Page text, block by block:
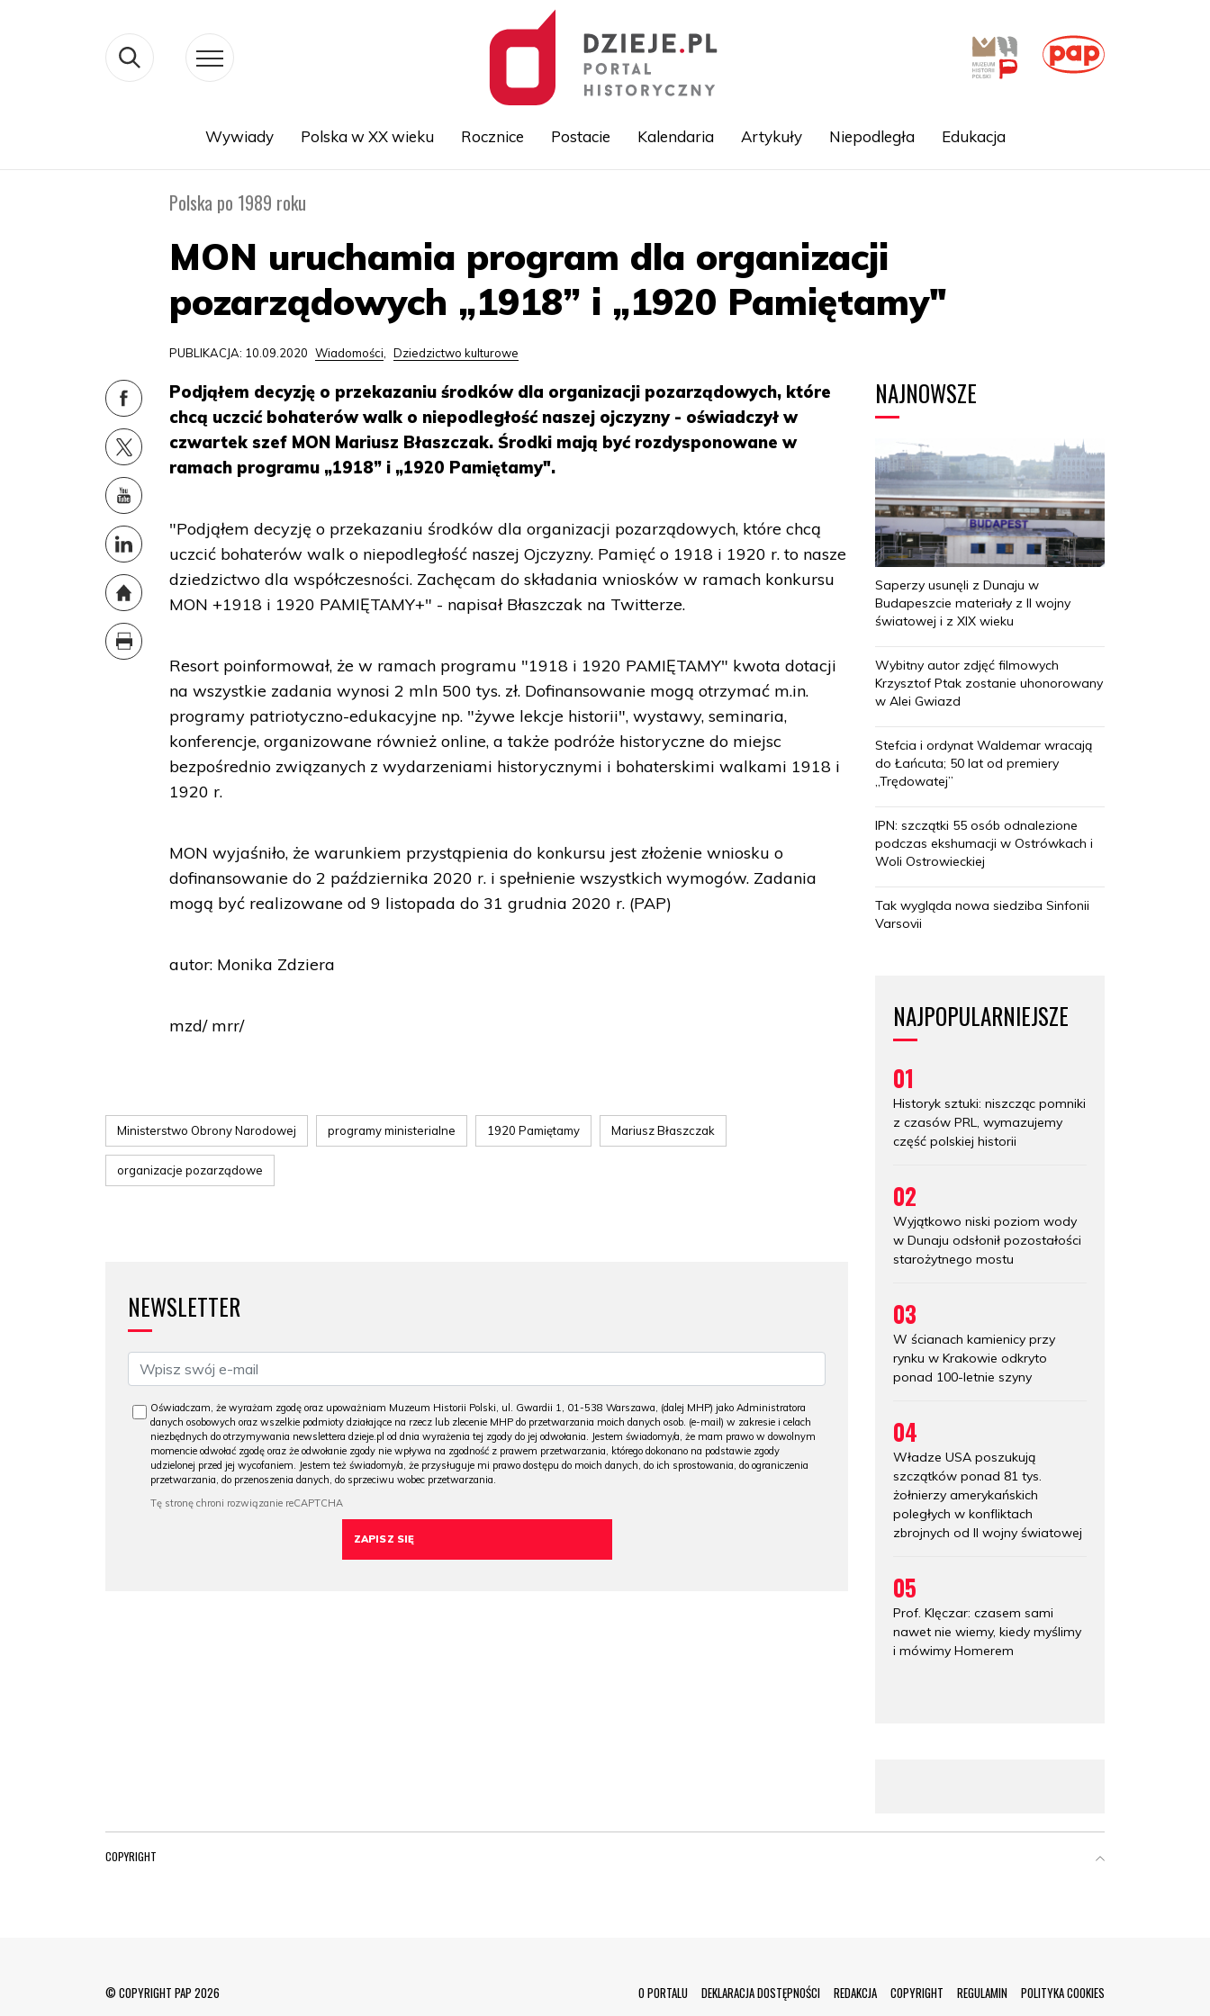
Wywiady Polska w XX wieku Rocznice Postacie Kalendaria Artykuły Niepodległa Edukacja
Polska po 1989 roku
MON uruchamia program dla organizacji
pozarządowych „1918” i „1920 Pamiętamy"
PUBLIKACJA: 10.09.2020 Wiadomości, Dziedzictwo kulturowe
Podjąłem decyzję o przekazaniu środków dla organizacji pozarządowych, które
chcą uczcić bohaterów walk o niepodległość naszej ojczyzny - oświadczył w
czwartek szef MON Mariusz Błaszczak. Środki mają być rozdysponowane w
ramach programu „1918” i „1920 Pamiętamy".
"Podjąłem decyzję o przekazaniu środków dla organizacji pozarządowych, które chcą
uczcić bohaterów walk o niepodległość naszej Ojczyzny. Pamięć o 1918 i 1920 r. to nasze
dziedzictwo dla współczesności. Zachęcam do składania wniosków w ramach konkursu
MON +1918 i 1920 PAMIĘTAMY+" - napisał Błaszczak na Twitterze.
Resort poinformował, że w ramach programu "1918 i 1920 PAMIĘTAMY" kwota dotacji
na wszystkie zadania wynosi 2 mln 500 tys. zł. Dofinansowanie mogą otrzymać m.in.
programy patriotyczno-edukacyjne np. "żywe lekcje historii", wystawy, seminaria,
konferencje, organizowane również online, a także podróże historyczne do miejsc
bezpośrednio związanych z wydarzeniami historycznymi i bohaterskimi walkami 1918 i
1920 r.
MON wyjaśniło, że warunkiem przystąpienia do konkursu jest złożenie wniosku o
dofinansowanie do 2 października 2020 r. i spełnienie wszystkich wymogów. Zadania
mogą być realizowane od 9 listopada do 31 grudnia 2020 r. (PAP)
autor: Monika Zdziera
mzd/ mrr/
Ministerstwo Obrony Narodowej programy ministerialne 1920 Pamiętamy Mariusz Błaszczak
organizacje pozarządowe
NEWSLETTER
Oświadczam, że wyrażam zgodę oraz upoważniam Muzeum Historii Polski, ul. Gwardii 1, 01-538 Warszawa, (dalej MHP) jako Administratora
danych osobowych oraz wszelkie podmioty działające na rzecz lub zlecenie MHP do przetwarzania moich danych osob. (e-mail) w zakresie i celach
niezbędnych do otrzymywania newslettera dzieje.pl od dnia wyrażenia tej zgody do jej odwołania. Jestem świadomy/a, że mam prawo w dowolnym
momencie odwołać zgodę oraz że odwołanie zgody nie wpływa na zgodność z prawem przetwarzania, którego dokonano na podstawie zgody
udzielonej przed jej wycofaniem. Jestem też świadomy/a, że przysługuje mi prawo dostępu do moich danych, do ich sprostowania, do ograniczenia
przetwarzania, do przenoszenia danych, do sprzeciwu wobec przetwarzania.
NAJNOWSZE
Saperzy usunęli z Dunaju w
Budapeszcie materiały z II wojny
światowej i z XIX wieku
Wybitny autor zdjęć filmowych
Krzysztof Ptak zostanie uhonorowany
w Alei Gwiazd
Stefcia i ordynat Waldemar wracają
do Łańcuta; 50 lat od premiery
„Trędowatej”
IPN: szczątki 55 osób odnalezione
podczas ekshumacji w Ostrówkach i
Woli Ostrowieckiej
Tak wygląda nowa siedziba Sinfonii
Varsovii
NAJPOPULARNIEJSZE
01
Historyk sztuki: niszcząc pomniki
z czasów PRL, wymazujemy
część polskiej historii
02
Wyjątkowo niski poziom wody
w Dunaju odsłonił pozostałości
starożytnego mostu
03
W ścianach kamienicy przy
rynku w Krakowie odkryto
ponad 100-letnie szyny
04
Władze USA poszukują
szczątków ponad 81 tys.
żołnierzy amerykańskich
poległych w konfliktach
zbrojnych od II wojny światowej
05
Prof. Klęczar: czasem sami
nawet nie wiemy, kiedy myślimy
i mówimy Homerem
COPYRIGHT
© COPYRIGHT PAP 2026 Menu Footer
O PORTALU DEKLARACJA DOSTĘPNOŚCI REDAKCJA COPYRIGHT REGULAMIN POLITYKA COOKIES